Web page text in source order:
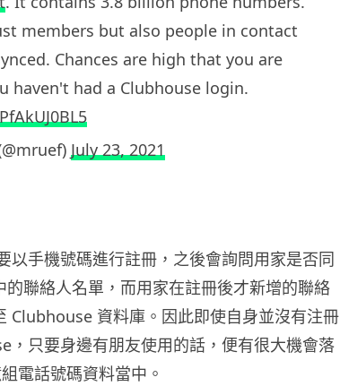
members but also people in contact
Chances are high that you are
haven't had a Clubhouse login.
July 23, 2021
以手機號碼進行註冊，之後會詢問用家是否同
的聯絡人名單，而用家在註冊後才新增的聯絡
Clubhouse 資料庫。因此即使自身並沒有注冊
，只要身邊有朋友使用的話，便有很大機會落
電話號碼資料當中。